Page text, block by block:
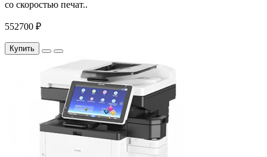
со скоростью печат..
552700 ₽
Купить